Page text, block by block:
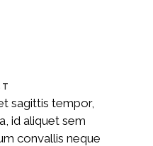
sagittis tempor,
id aliquet sem
convallis neque